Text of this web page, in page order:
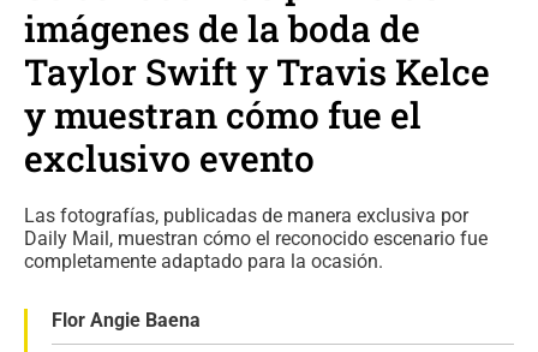
imágenes de la boda de
Taylor Swift y Travis Kelce
y muestran cómo fue el
exclusivo evento
Las fotografías, publicadas de manera exclusiva por
Daily Mail, muestran cómo el reconocido escenario fue
completamente adaptado para la ocasión.
Flor Angie Baena